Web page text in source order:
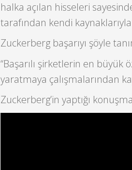
halka açılan hisseleri
tarafından kendi
Zuckerberg başarıyı şöyle
“Başarılı şirketlerin en büyük
yaratmaya çalışmalarından
Zuckerberg’in yaptığı